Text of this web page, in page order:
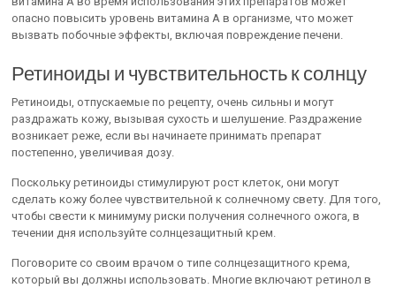
опасно повысить уровень витамина А в организме, что может
вызвать побочные эффекты, включая повреждение печени.
Ретиноиды и чувствительность к солнцу
Ретиноиды, отпускаемые по рецепту, очень сильны и могут
раздражать кожу, вызывая сухость и шелушение. Раздражение
возникает реже, если вы начинаете принимать препарат
постепенно, увеличивая дозу.
Поскольку ретиноиды стимулируют рост клеток, они могут
сделать кожу более чувствительной к солнечному свету. Для того,
чтобы свести к минимуму риски получения солнечного ожога, в
течении дня используйте солнцезащитный крем.
Поговорите со своим врачом о типе солнцезащитного крема,
который вы должны использовать. Многие включают ретинол в